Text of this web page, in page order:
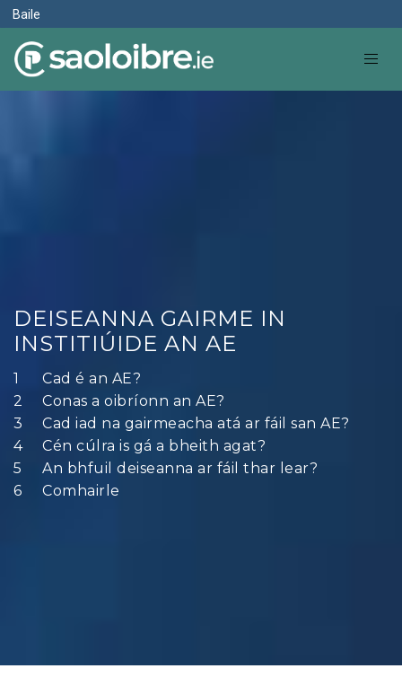
Baile
DEISEANNA GAIRME IN
INSTITIÚIDE AN AE
Cad é an AE?
Conas a oibríonn an AE?
Cad iad na gairmeacha atá ar fáil san AE?
Cén cúlra is gá a bheith agat?
An bhfuil deiseanna ar fáil thar lear?
Comhairle